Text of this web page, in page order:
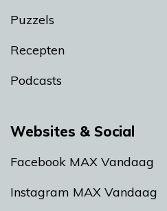
Puzzels
Recepten
Podcasts
Websites & Social
Facebook MAX Vandaag
Instagram MAX Vandaag